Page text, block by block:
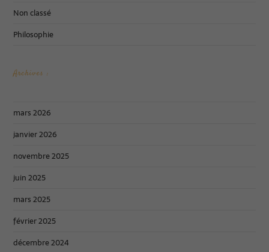
Non classé
Philosophie
Archives :
mars 2026
janvier 2026
novembre 2025
juin 2025
mars 2025
février 2025
décembre 2024